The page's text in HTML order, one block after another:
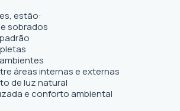
estão:
sobrados
áreas internas e externas
de luz natural
e conforto ambiental